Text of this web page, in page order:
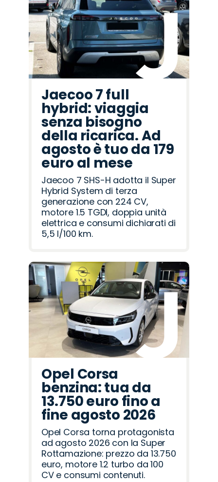
Alfa
Romeo
Omoda
Citroën
Hyundai
Fiat
Opel
Mazda
Jaecoo
Peugeot
Jeep
Land
Rover
Lancia
Cupra
Abarth
Seat
Jaecoo 7 full
hybrid: viaggia
senza bisogno
della ricarica. Ad
agosto è tuo da 179
euro al mese
Jaecoo 7 SHS-H adotta il Super
Hybrid System di terza
generazione con 224 CV,
motore 1.5 TGDI, doppia unità
elettrica e consumi dichiarati di
5,5 l/100 km.
Opel Corsa
benzina: tua da
13.750 euro fino a
fine agosto 2026
Opel Corsa torna protagonista
ad agosto 2026 con la Super
Rottamazione: prezzo da 13.750
euro, motore 1.2 turbo da 100
CV e consumi contenuti.